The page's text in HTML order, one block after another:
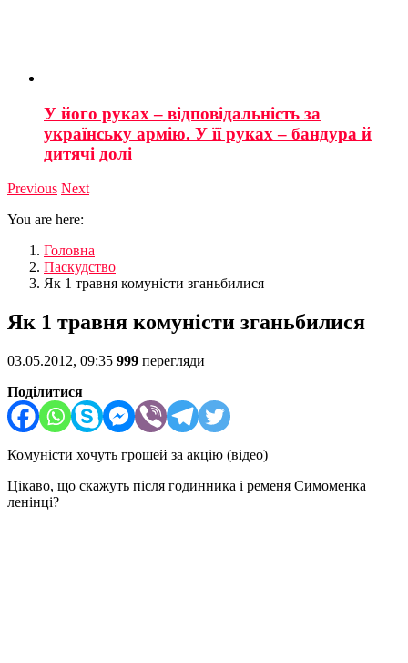
У його руках – відповідальність за
українську армію. У її руках – бандура й
дитячі долі
Previous Next
You are here:
Головна
Паскудство
Як 1 травня комуністи зганьбилися
Як 1 травня комуністи зганьбилися
03.05.2012, 09:35 999 перегляди
Поділитися
Комуністи хочуть грошей за акцію (відео)
Цікаво, що скажуть після годинника і ременя Симоменка
ленінці?